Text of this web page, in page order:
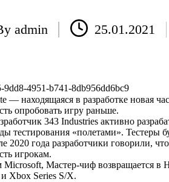
admin 25.01.2021
— находящаяся в разработке новая
опробовать игру раньше.
343 Industries активно
тестирования «полетами». Тестеры
2020 года разработчики говорили,
игрокам.
Microsoft, Мастер-чиф возвращается в
Xbox Series S/X.